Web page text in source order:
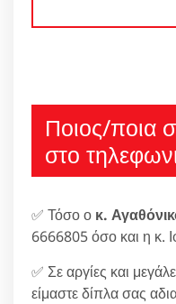
Ποιος/ποια
στο
✅ Τόσο ο κ.
6666805 όσο και η κ.
✅ Σε αργίες και
είμαστε δίπλα σας